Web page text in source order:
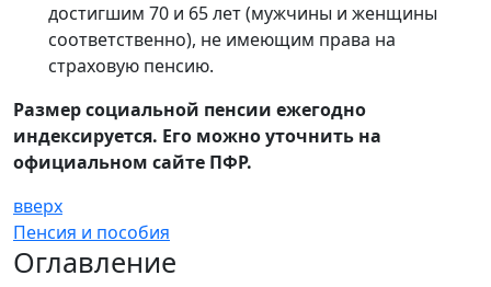
достигшим 70 и 65 лет (мужчины и женщины
соответственно), не имеющим права на
страховую пенсию.
Размер социальной пенсии ежегодно
индексируется. Его можно уточнить на
официальном сайте ПФР.
вверх
Пенсия и пособия
Оглавление